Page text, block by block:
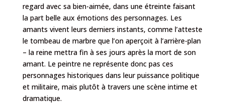
regard avec sa bien-aimée, dans une étreinte faisant
la part belle aux émotions des personnages. Les
amants vivent leurs derniers instants, comme l’atteste
le tombeau de marbre que l’on aperçoit à l’arrière-plan
– la reine mettra fin à ses jours après la mort de son
amant. Le peintre ne représente donc pas ces
personnages historiques dans leur puissance politique
et militaire, mais plutôt à travers une scène intime et
dramatique.